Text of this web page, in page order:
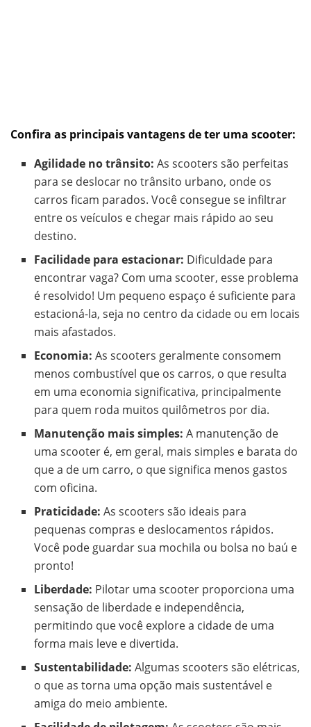
Confira as principais vantagens de ter uma scooter:
Agilidade no trânsito: As scooters são perfeitas
para se deslocar no trânsito urbano, onde os
carros ficam parados. Você consegue se infiltrar
entre os veículos e chegar mais rápido ao seu
destino.
Facilidade para estacionar: Dificuldade para
encontrar vaga? Com uma scooter, esse problema
é resolvido! Um pequeno espaço é suficiente para
estacioná-la, seja no centro da cidade ou em locais
mais afastados.
Economia: As scooters geralmente consomem
menos combustível que os carros, o que resulta
em uma economia significativa, principalmente
para quem roda muitos quilômetros por dia.
Manutenção mais simples: A manutenção de
uma scooter é, em geral, mais simples e barata do
que a de um carro, o que significa menos gastos
com oficina.
Praticidade: As scooters são ideais para
pequenas compras e deslocamentos rápidos.
Você pode guardar sua mochila ou bolsa no baú e
pronto!
Liberdade: Pilotar uma scooter proporciona uma
sensação de liberdade e independência,
permitindo que você explore a cidade de uma
forma mais leve e divertida.
Sustentabilidade: Algumas scooters são elétricas,
o que as torna uma opção mais sustentável e
amiga do meio ambiente.